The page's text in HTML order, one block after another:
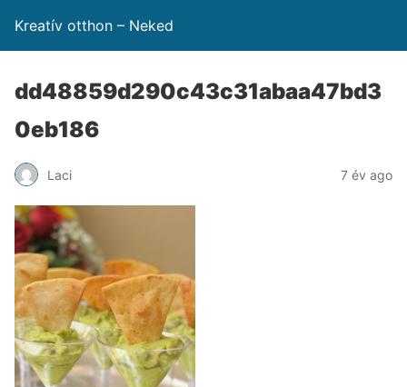
Kreatív otthon – Neked
dd48859d290c43c31abaa47bd3
0eb186
Laci 7 év ago